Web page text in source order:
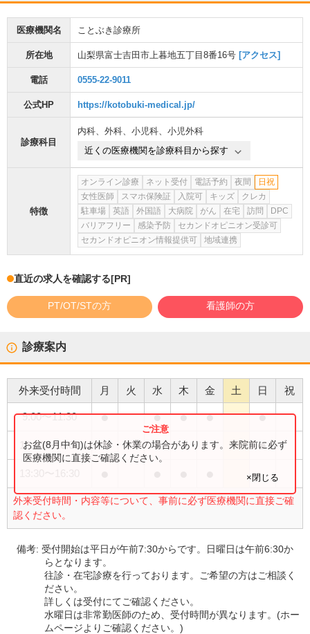
医療機関名 ことぶき診療所
所在地 山梨県富士吉田市上暮地五丁目8番16号 [アクセス]
電話 0555-22-9011
公式HP https://kotobuki-medical.jp/
診療科目
内科、 外科、 小児科、 小児外科
近くの医療機関を診療科目から探す
特徴
オンライン診療 ネット受付 電話予約 夜間
日祝
女性医師
スマホ保険証 入院可 キッズ
クレカ
駐車場
英語 外国語 大病院 がん 在宅 訪問
DPC
バリアフリー
感染予防
セカンドオピニオン受診可
セカンドオピニオン情報提供可
地域連携
直近の求人を確認する[PR]
PT/OT/STの方 看護師の方
診療案内
外来受付時間 月 火 水 木 金 土 日 祝
9:00〜11:30 ● ● ● ● ●
13:30〜16:00 ●
外来受付時間・内容等について、事前に必ず医療機関に直接ご確
認ください。
お盆(8月中旬)は休診・休業の場合があります。来院前に必ず
医療機関に直接ご確認ください。
×閉じる
備考:受付開始は平日が午前7:30からです。日曜日は午前6:30か
らとなります。
往診・在宅診療を行っております。ご希望の方はご相談く
ださい。
詳しくは受付にてご確認ください。
水曜日は非常勤医師のため、受付時間が異なります。(ホー
ムページよりご確認ください。)